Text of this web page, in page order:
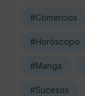
#Comercios
#Horóscopo
#Manga
#Sucesos